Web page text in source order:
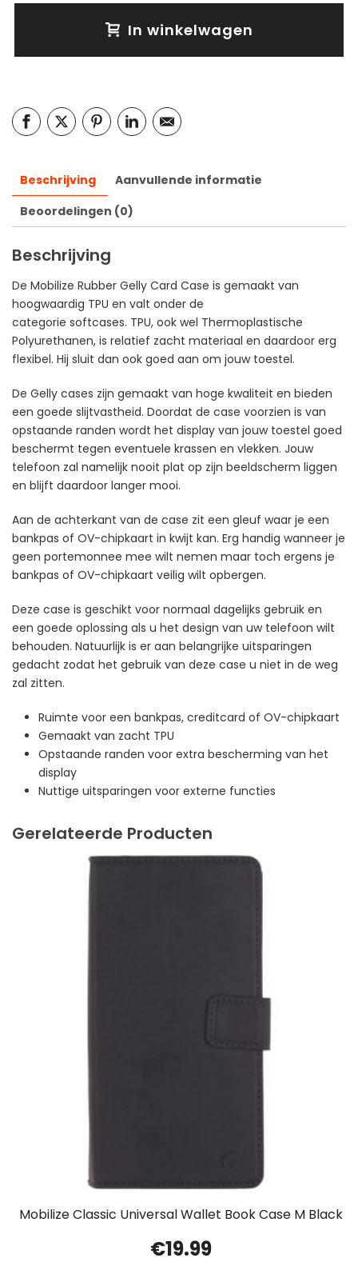
In winkelwagen
Beschrijving
Aanvullende informatie
Beoordelingen (0)
Beschrijving
De Mobilize Rubber Gelly Card Case is gemaakt van
hoogwaardig TPU en valt onder de
categorie softcases. TPU, ook wel Thermoplastische
Polyurethanen, is relatief zacht materiaal en daardoor erg
flexibel. Hij sluit dan ook goed aan om jouw toestel.
De Gelly cases zijn gemaakt van hoge kwaliteit en bieden
een goede slijtvastheid. Doordat de case voorzien is van
opstaande randen wordt het display van jouw toestel goed
beschermt tegen eventuele krassen en vlekken. Jouw
telefoon zal namelijk nooit plat op zijn beeldscherm liggen
en blijft daardoor langer mooi.
Aan de achterkant van de case zit een gleuf waar je een
bankpas of OV-chipkaart in kwijt kan. Erg handig wanneer je
geen portemonnee mee wilt nemen maar toch ergens je
bankpas of OV-chipkaart veilig wilt opbergen.
Deze case is geschikt voor normaal dagelijks gebruik en
een goede oplossing als u het design van uw telefoon wilt
behouden. Natuurlijk is er aan belangrijke uitsparingen
gedacht zodat het gebruik van deze case u niet in de weg
zal zitten.
Ruimte voor een bankpas, creditcard of OV-chipkaart
Gemaakt van zacht TPU
Opstaande randen voor extra bescherming van het
display
Nuttige uitsparingen voor externe functies
Gerelateerde Producten
Mobilize Classic Universal Wallet Book Case M Black
€19.99